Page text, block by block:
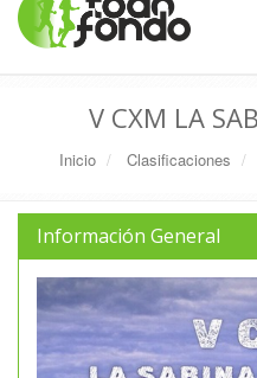
V CXM LA
Inicio Clasificaciones
Información General